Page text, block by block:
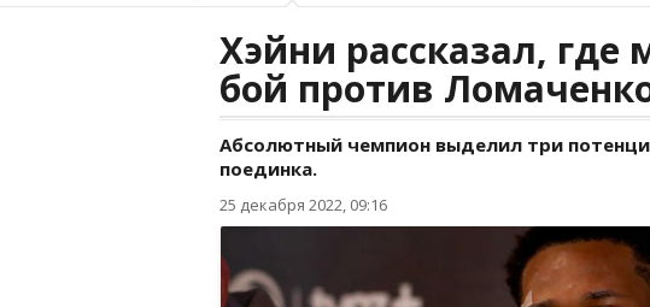
Хэйни рассказал, где
бой против
Абсолютный чемпион выделил три
поединка.
25 декабря 2022, 09:16